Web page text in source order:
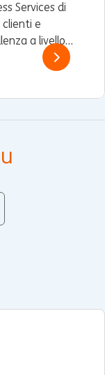
Services di
clienti e
a livello